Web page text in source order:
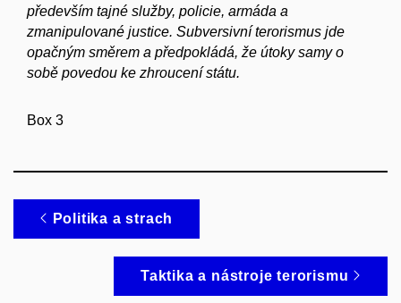
především tajné služby, policie, armáda a
zmanipulované justice. Subversivní terorismus jde
opačným směrem a předpokládá, že útoky samy o
sobě povedou ke zhroucení státu.
Box 3
Politika a strach
Taktika a nástroje terorismu